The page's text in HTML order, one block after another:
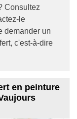
Consultez
le
demander un
c'est-à-dire
en peinture